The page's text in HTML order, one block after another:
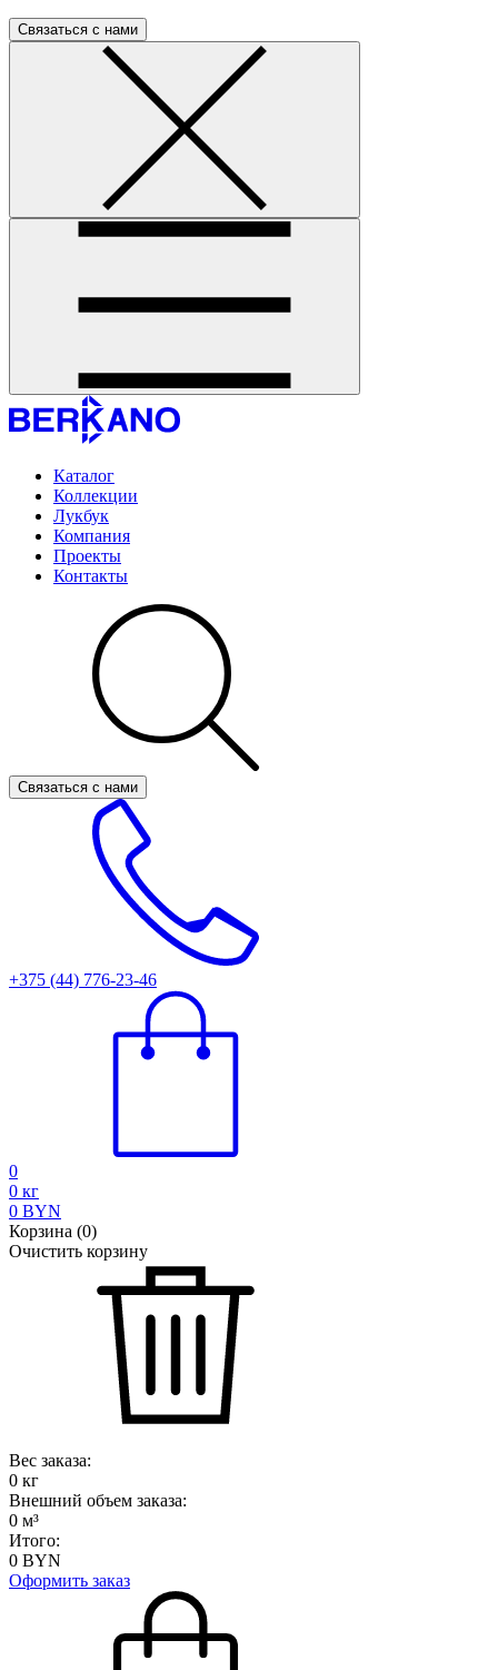
Связаться с нами
Каталог
Коллекции
Лукбук
Компания
Проекты
Контакты
Связаться с нами
+375 (44) 776-23-46
0
0 кг
0 BYN
Корзина (0)
Очистить корзину
Вес заказа:
0 кг
Внешний объем заказа:
0 м³
Итого:
0 BYN
Оформить заказ